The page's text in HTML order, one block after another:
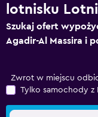
lotnisku
Szukaj ofert
Agadir-Al Massira i
Zwrot w miejscu
Tylko samochody z